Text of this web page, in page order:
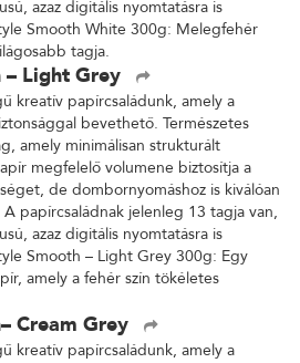
azaz digitális nyomtatásra is
Smooth White 300g: Melegfehér
tagja.
Light Grey
kreatív papírcsaládunk, amely a
bevethető. Természetes
amely minimálisan strukturált
megfelelő volumene biztosítja a
de dombornyomáshoz is kiválóan
papírcsaládnak jelenleg 13 tagja van,
azaz digitális nyomtatásra is
Smooth – Light Grey 300g: Egy
amely a fehér szín tökéletes
Cream Grey
kreatív papírcsaládunk, amely a